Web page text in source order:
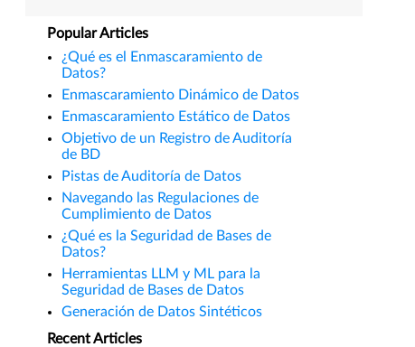
Popular Articles
¿Qué es el Enmascaramiento de
Datos?
Enmascaramiento Dinámico de Datos
Enmascaramiento Estático de Datos
Objetivo de un Registro de Auditoría
de BD
Pistas de Auditoría de Datos
Navegando las Regulaciones de
Cumplimiento de Datos
¿Qué es la Seguridad de Bases de
Datos?
Herramientas LLM y ML para la
Seguridad de Bases de Datos
Generación de Datos Sintéticos
Recent Articles